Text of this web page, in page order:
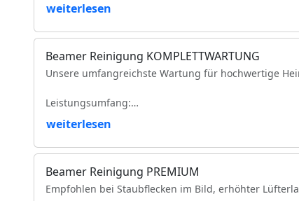
Reinigung der Luftfilter und Gehäuseteile
Reinigung der Lüfter und Lüftungskanäle
Objektivreinigung
Entfernung loser Staubablagerungen im
Funktionsprüfung
VDE-Sicherheitsprüfung
weiterlesen
Beamer Reinigung KOMPLETTWARTUNG
Unsere umfangreichste Wartung für hochwertige
Leistungsumfang:
Vollständige Zerlegung des Projektors
Komplette Reinigung des optischen Lichtwegs
Reinigung des DMD-/LCD-Bereichs
Reinigung und Prüfung des Farbrads
weiterlesen
Beamer Reinigung PREMIUM
Empfohlen bei Staubflecken im Bild, erhöhter